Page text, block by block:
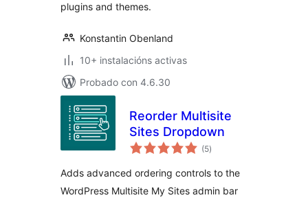
plugins and themes.
Konstantin Obenland
10+ instalacións activas
Probado con 4.6.30
Reorder Multisite
Sites Dropdown
(5valoracións
totais
)
Adds advanced ordering controls to the
WordPress Multisite My Sites admin bar